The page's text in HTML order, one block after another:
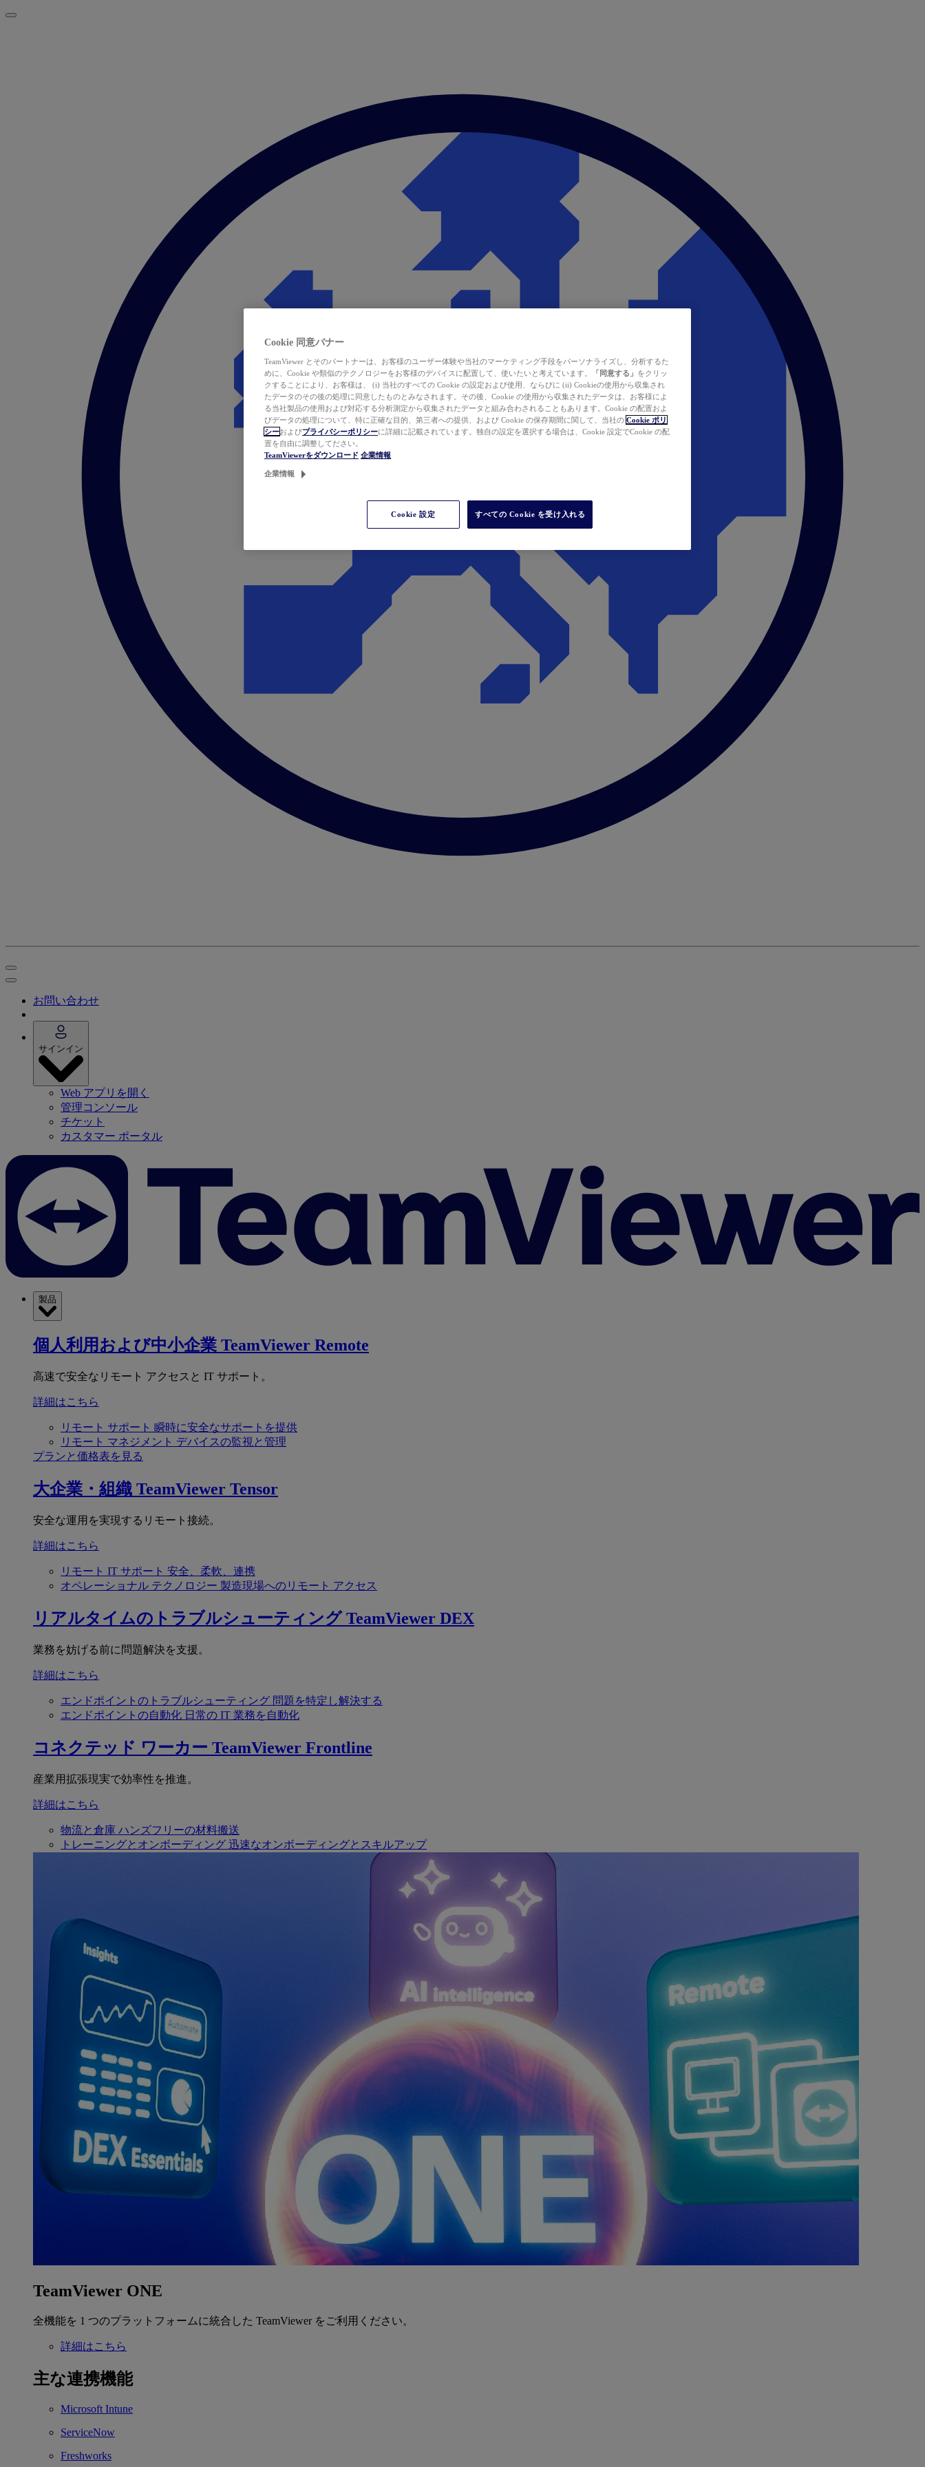
お問い合わせ
サインイン
Web アプリを開く
管理コンソール
チケット
カスタマー ポータル
製品
個人利用および中小企業 TeamViewer Remote
高速で安全なリモート アクセスと IT サポート。
詳細はこちら
リモート サポート 瞬時に安全なサポートを提供
リモート マネジメント デバイスの監視と管理
プランと価格表を見る
大企業・組織 TeamViewer Tensor
安全な運用を実現するリモート接続。
詳細はこちら
リモート IT サポート 安全、柔軟、連携
オペレーショナル テクノロジー 製造現場へのリモート アクセス
リアルタイムのトラブルシューティング TeamViewer DEX
業務を妨げる前に問題解決を支援。
詳細はこちら
エンドポイントのトラブルシューティング 問題を特定し解決する
エンドポイントの自動化 日常の IT 業務を自動化
コネクテッド ワーカー TeamViewer Frontline
産業用拡張現実で効率性を推進。
詳細はこちら
物流と倉庫 ハンズフリーの材料搬送
トレーニングとオンボーディング 迅速なオンボーディングとスキルアップ
TeamViewer ONE
全機能を 1 つのプラットフォームに統合した TeamViewer をご利用ください。
詳細はこちら
主な連携機能
Microsoft Intune
ServiceNow
Freshworks
Cookie 同意バナー
TeamViewer とそのパートナーは、お客様のユーザー体験や当社のマーケティング手段をパーソナライズし、分析するた
めに、Cookie や類似のテクノロジーをお客様のデバイスに配置して、使いたいと考えています。
「同意する」 をクリッ
クすることにより、お客様は、 (i) 当社のすべての Cookie の設定および使用、ならびに (ii) Cookieの使用から収集され
たデータのその後の処理に同意したものとみなされます。その後、Cookie の使用から収集されたデータは、お客様によ
る当社製品の使用および対応する分析測定から収集されたデータと組み合わされることもあります。Cookie の配置およ
びデータの処理について、特に正確な目的、第三者への提供、および Cookie の保存期間に関して、当社の Cookie ポリ
シーおよびプライバシーポリシーに詳細に記載されています。独自の設定を選択する場合は、Cookie 設定でCookie の配
置を自由に調整してださい。
TeamViewerをダウンロード 企業情報
企業情報
Cookie 設定 すべての Cookie を受け入れる